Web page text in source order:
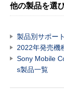
他の製品を選
製品別サポー
2022年発売機
Sony Mobile
s製品一覧